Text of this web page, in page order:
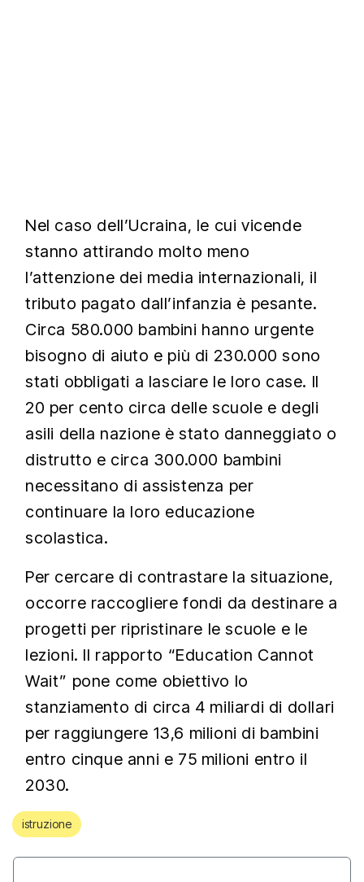
Nel caso dell’Ucraina, le cui vicende
stanno attirando molto meno
l’attenzione dei media internazionali, il
tributo pagato dall’infanzia è pesante.
Circa 580.000 bambini hanno urgente
bisogno di aiuto e più di 230.000 sono
stati obbligati a lasciare le loro case. Il
20 per cento circa delle scuole e degli
asili della nazione è stato danneggiato o
distrutto e circa 300.000 bambini
necessitano di assistenza per
continuare la loro educazione
scolastica.
Per cercare di contrastare la situazione,
occorre raccogliere fondi da destinare a
progetti per ripristinare le scuole e le
lezioni. Il rapporto “Education Cannot
Wait” pone come obiettivo lo
stanziamento di circa 4 miliardi di dollari
per raggiungere 13,6 milioni di bambini
entro cinque anni e 75 milioni entro il
2030.
istruzione